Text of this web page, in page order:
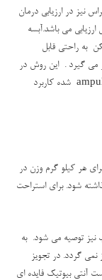
نیز در ارزیابی درمان
می باشد.آبسه
به راحتی قابل
می گیرد . این روش در
شده کاربرد
کافی به میزان 2 میلی لیتر برای هر کیلو گرم وزن در
شود. برای استراحت
نیز توصیه می شود. به
نمی گردد. در تجویز
آنتی بیوتیک فایده ای